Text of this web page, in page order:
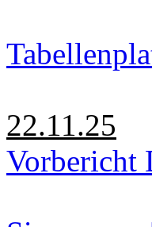
22.11.25
Vorbericht